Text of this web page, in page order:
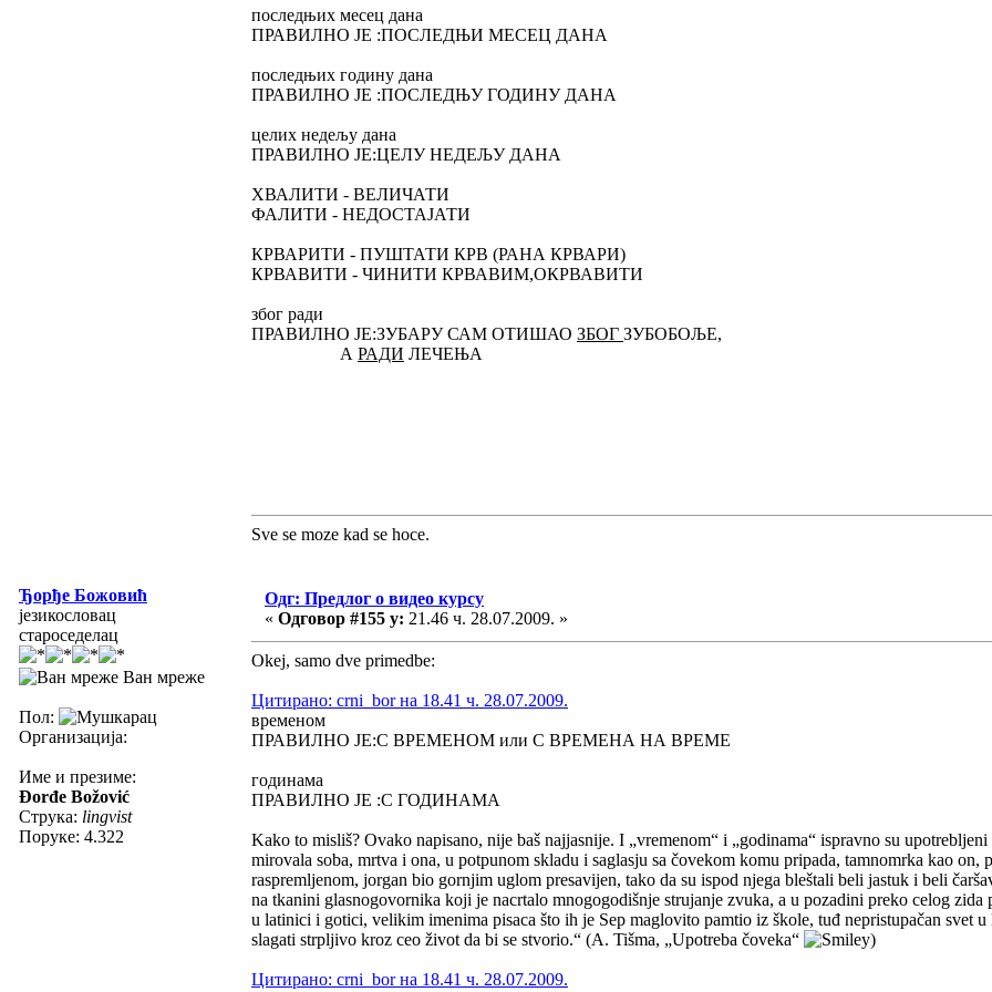
последњих месец дана
ПРАВИЛНО ЈЕ :ПОСЛЕДЊИ МЕСЕЦ ДАНА
последњих годину дана
ПРАВИЛНО ЈЕ :ПОСЛЕДЊУ ГОДИНУ ДАНА
целих недељу дана
ПРАВИЛНО ЈЕ:ЦЕЛУ НЕДЕЉУ ДАНА
ХВАЛИТИ - ВЕЛИЧАТИ
ФАЛИТИ - НЕДОСТАЈАТИ
КРВАРИТИ - ПУШТАТИ КРВ (РАНА КРВАРИ)
КРВАВИТИ - ЧИНИТИ КРВАВИМ,ОКРВАВИТИ
због ради
ПРАВИЛНО ЈЕ:ЗУБАРУ САМ ОТИШАО ЗБОГ ЗУБОБОЉЕ,
А РАДИ ЛЕЧЕЊА
Sve se moze kad se hoce.
Ђорђе Божовић
језикословац
староседелац
Ван мреже
Пол:
Организација:
Име и презиме:
Đorđe Božović
Струка: lingvist
Поруке: 4.322
Одг: Предлог о видео курсу
« Одговор #155 у: 21.46 ч. 28.07.2009. »
Okej, samo dve primedbe:
Цитирано: crni_bor на 18.41 ч. 28.07.2009.
временом
ПРАВИЛНО ЈЕ:С ВРЕМЕНОМ или С ВРЕМЕНА НА ВРЕМЕ
годинама
ПРАВИЛНО ЈЕ :С ГОДИНАМА
Kako to misliš? Ovako napisano, nije baš najjasnije. I „vremenom“ i „godinama“ ispravno su
mirovala soba, mrtva i ona, u potpunom skladu i saglasju sa čovekom komu pripada, tamnomrka kao
raspremljenom, jorgan bio gornjim uglom presavijen, tako da su ispod njega bleštali beli jastuk i beli
na tkanini glasnogovornika koji je nacrtalo mnogogodišnje strujanje zvuka, a u pozadini preko celog
u latinici i gotici, velikim imenima pisaca što ih je Sep maglovito pamtio iz škole, tuđ nepristupačan svet
slagati strpljivo kroz ceo život da bi se stvorio.“ (A. Tišma, „Upotreba čoveka“
)
Цитирано: crni_bor на 18.41 ч. 28.07.2009.